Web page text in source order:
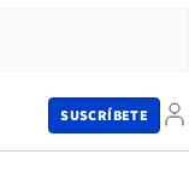
SUSCRÍBETE